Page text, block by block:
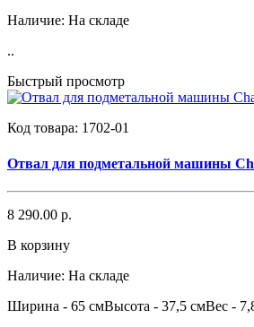
Наличие: На складе
..
Быстрый просмотр
Код товара: 1702-01
Отвал для подметальной машины
8 290.00 р.
В корзину
Наличие: На складе
Ширина - 65 смВысота - 37,5 смВес -